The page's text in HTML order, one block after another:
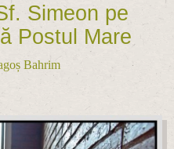
Simeon pe
Postul Mare
Bahrim